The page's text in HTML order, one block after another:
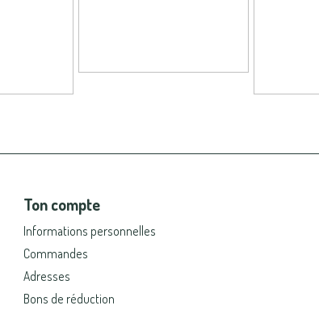
Ton compte
Informations personnelles
Commandes
Adresses
Bons de réduction